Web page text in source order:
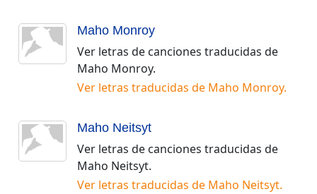
Maho Monroy
Ver letras de canciones traducidas de
Maho Monroy.
Ver letras traducidas de Maho Monroy.
Maho Neitsyt
Ver letras de canciones traducidas de
Maho Neitsyt.
Ver letras traducidas de Maho Neitsyt.